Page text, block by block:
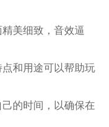
美细致，音效逼
和用途可以帮助玩
的时间，以确保在